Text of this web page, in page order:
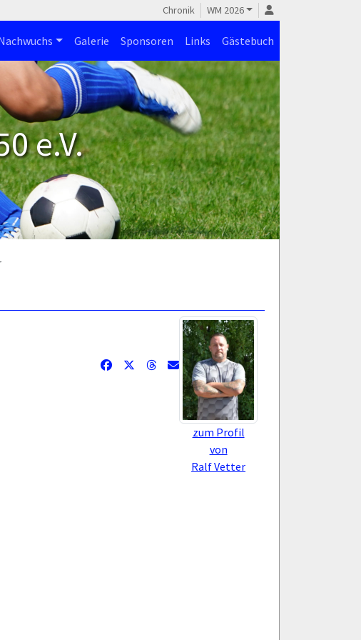
Chronik WM 2026
Galerie Sponsoren Links Gästebuch
e.V.
zum Profil
von
Ralf Vetter